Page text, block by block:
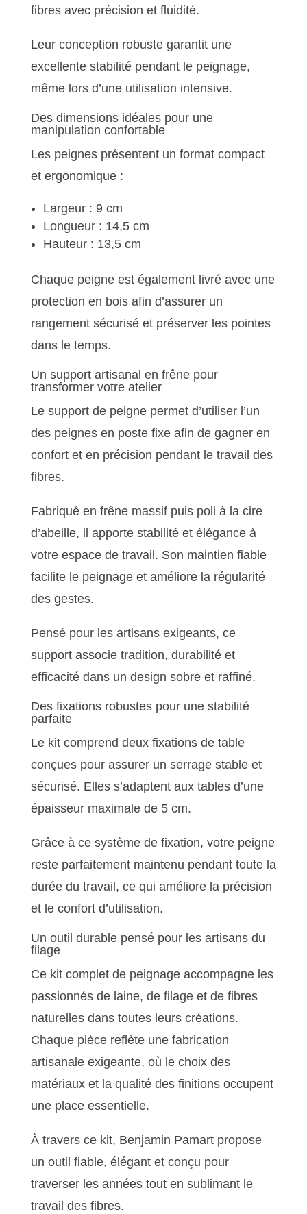
fibres avec précision et fluidité.
Leur conception robuste garantit une
excellente stabilité pendant le peignage,
même lors d’une utilisation intensive.
Des dimensions idéales pour une
manipulation confortable
Les peignes présentent un format compact
et ergonomique :
Largeur : 9 cm
Longueur : 14,5 cm
Hauteur : 13,5 cm
Chaque peigne est également livré avec une
protection en bois afin d’assurer un
rangement sécurisé et préserver les pointes
dans le temps.
Un support artisanal en frêne pour
transformer votre atelier
Le support de peigne permet d’utiliser l’un
des peignes en poste fixe afin de gagner en
confort et en précision pendant le travail des
fibres.
Fabriqué en frêne massif puis poli à la cire
d’abeille, il apporte stabilité et élégance à
votre espace de travail. Son maintien fiable
facilite le peignage et améliore la régularité
des gestes.
Pensé pour les artisans exigeants, ce
support associe tradition, durabilité et
efficacité dans un design sobre et raffiné.
Des fixations robustes pour une stabilité
parfaite
Le kit comprend deux fixations de table
conçues pour assurer un serrage stable et
sécurisé. Elles s’adaptent aux tables d’une
épaisseur maximale de 5 cm.
Grâce à ce système de fixation, votre peigne
reste parfaitement maintenu pendant toute la
durée du travail, ce qui améliore la précision
et le confort d’utilisation.
Un outil durable pensé pour les artisans du
filage
Ce kit complet de peignage accompagne les
passionnés de laine, de filage et de fibres
naturelles dans toutes leurs créations.
Chaque pièce reflète une fabrication
artisanale exigeante, où le choix des
matériaux et la qualité des finitions occupent
une place essentielle.
À travers ce kit, Benjamin Pamart propose
un outil fiable, élégant et conçu pour
traverser les années tout en sublimant le
travail des fibres.